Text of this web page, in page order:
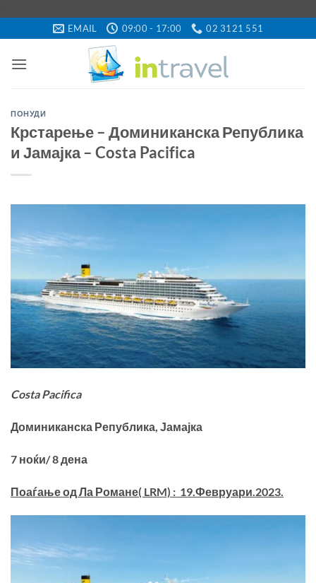
content
EMAIL 09:00 - 17:00 02 3121 551
ПОНУДИ
Крстарење – Доминиканска Република
и Јамајка – Costa Pacifica
Costa Pacifica
Доминиканска Република, Јамајка
7 ноќи/ 8дена
Поаѓање од Ла Романе( LRM) : 19. Февруари. 2023.